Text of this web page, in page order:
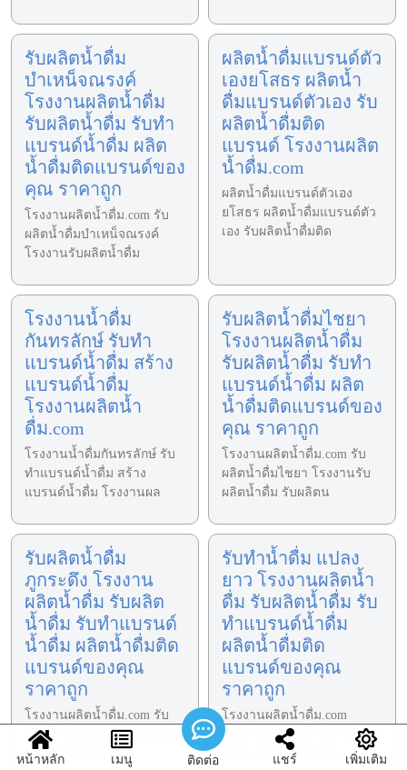
รับผลิตน้ำดื่ม
บำเหน็จณรงค์
โรงงานผลิตน้ำดื่ม
รับผลิตน้ำดื่ม รับทำ
แบรนด์น้ำดื่ม ผลิต
น้ำดื่มติดแบรนด์ของ
คุณ ราคาถูก
โรงงานผลิตน้ำดื่ม.com รับ
ผลิตน้ำดื่มบำเหน็จณรงค์
โรงงานรับผลิตน้ำดื่ม
ผลิตน้ำดื่มแบรนด์ตัว
เองยโสธร ผลิตน้ำ
ดื่มแบรนด์ตัวเอง รับ
ผลิตน้ำดื่มติด
แบรนด์ โรงงานผลิต
น้ำดื่ม.com
ผลิตน้ำดื่มแบรนด์ตัวเอง
ยโสธร ผลิตน้ำดื่มแบรนด์ตัว
เอง รับผลิตน้ำดื่มติด
โรงงานน้ำดื่ม
กันทรลักษ์ รับทำ
แบรนด์น้ำดื่ม สร้าง
แบรนด์น้ำดื่ม
โรงงานผลิตน้ำ
ดื่ม.com
โรงงานน้ำดื่มกันทรลักษ์ รับ
ทำแบรนด์น้ำดื่ม สร้าง
แบรนด์น้ำดื่ม โรงงานผล
รับผลิตน้ำดื่มไชยา
โรงงานผลิตน้ำดื่ม
รับผลิตน้ำดื่ม รับทำ
แบรนด์น้ำดื่ม ผลิต
น้ำดื่มติดแบรนด์ของ
คุณ ราคาถูก
โรงงานผลิตน้ำดื่ม.com รับ
ผลิตน้ำดื่มไชยา โรงงานรับ
ผลิตน้ำดื่ม รับผลิตน
รับผลิตน้ำดื่ม
ภูกระดึง โรงงาน
ผลิตน้ำดื่ม รับผลิต
น้ำดื่ม รับทำแบรนด์
น้ำดื่ม ผลิตน้ำดื่มติด
แบรนด์ของคุณ
ราคาถูก
โรงงานผลิตน้ำดื่ม.com รับ
ผลิตน้ำดื่มภูกระดึง โรงงาน
รับผลิตน้ำดื่ม รับผ
รับทำน้ำดื่ม แปลง
ยาว โรงงานผลิตน้ำ
ดื่ม รับผลิตน้ำดื่ม รับ
ทำแบรนด์น้ำดื่ม
ผลิตน้ำดื่มติด
แบรนด์ของคุณ
ราคาถูก
โรงงานผลิตน้ำดื่ม.com
โรงงานรับผลิตน้ำดื่ม รับผลิต
น้ำดื่ม รับทำแบรนด์น
หน้าหลัก เมนู ติดต่อ แชร์ เพิ่มเติม